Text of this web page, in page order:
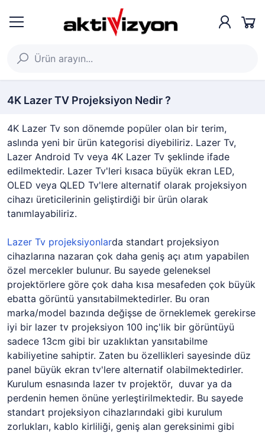
4K Lazer TV Projeksiyon Nedir ?
4K Lazer Tv son dönemde popüler olan bir terim,
aslında yeni bir ürün kategorisi diyebiliriz. Lazer Tv,
Lazer Android Tv veya 4K Lazer Tv şeklinde ifade
edilmektedir. Lazer Tv'leri kısaca büyük ekran LED,
OLED veya QLED Tv'lere alternatif olarak projeksiyon
cihazı üreticilerinin geliştirdiği bir ürün olarak
tanımlayabiliriz.
Lazer Tv projeksiyonlarda standart projeksiyon
cihazlarına nazaran çok daha geniş açı atım yapabilen
özel mercekler bulunur. Bu sayede geleneksel
projektörlere göre çok daha kısa mesafeden çok büyük
ebatta görüntü yansıtabilmektedirler. Bu oran
marka/model bazında değişse de örneklemek gerekirse
iyi bir lazer tv projeksiyon 100 inç'lik bir görüntüyü
sadece 13cm gibi bir uzaklıktan yansıtabilme
kabiliyetine sahiptir. Zaten bu özellikleri sayesinde düz
panel büyük ekran tv'lere alternatif olabilmektedirler.
Kurulum esnasında lazer tv projektör, duvar ya da
perdenin hemen önüne yerleştirilmektedir. Bu sayede
standart projeksiyon cihazlarındaki gibi kurulum
zorlukları, kablo kirliliği, geniş alan gereksinimi gibi